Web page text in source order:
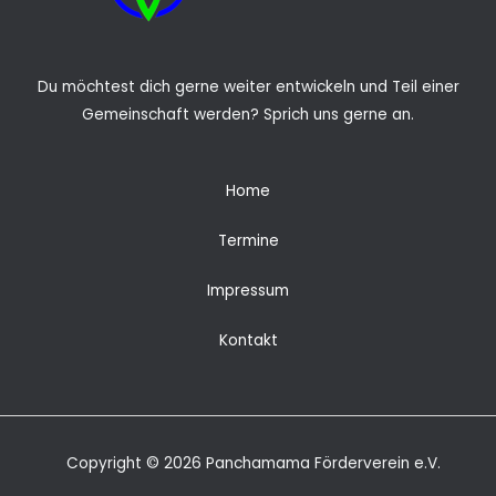
Du möchtest dich gerne weiter entwickeln und Teil einer
Gemeinschaft werden? Sprich uns gerne an.
Home
Termine
Impressum
Kontakt
Copyright © 2026 Panchamama Förderverein e.V.